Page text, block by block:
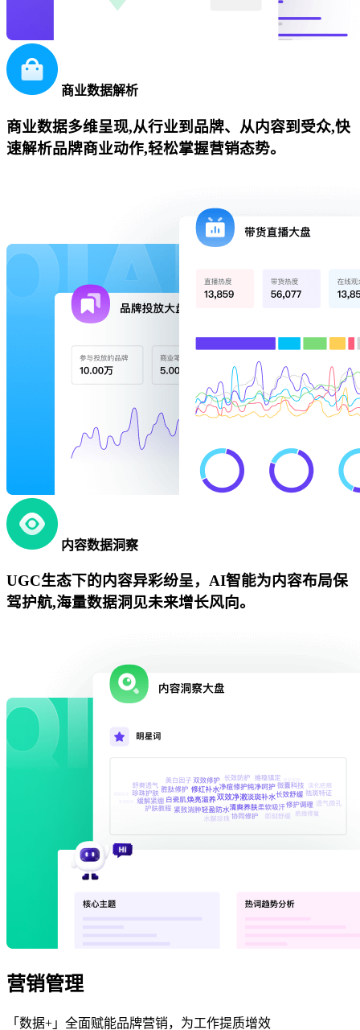
商业数据解析
商业数据多维呈现,从行业到品牌、从内容到受众,快
速解析品牌商业动作,轻松掌握营销态势。
内容数据洞察
UGC生态下的内容异彩纷呈，AI智能为内容布局保
驾护航,海量数据洞见未来增长风向。
营销管理
「数据+」全面赋能品牌营销，为工作提质增效